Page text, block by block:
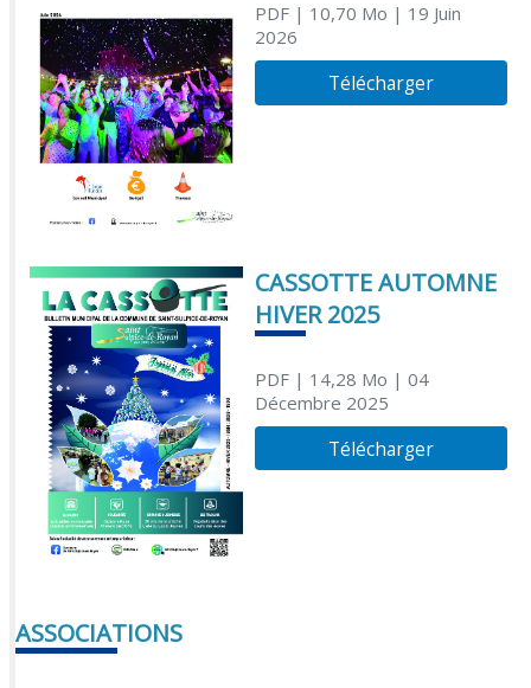
PDF| 10,70 Mo | 19 Juin
2026
Télécharger
CASSOTTE AUTOMNE
HIVER 2025
PDF| 14,28 Mo | 04
Décembre 2025
Télécharger
ASSOCIATIONS